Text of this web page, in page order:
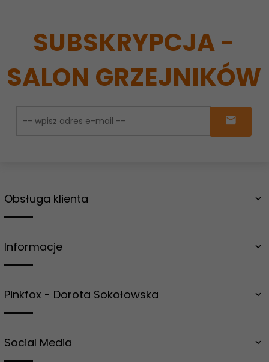
SUBSKRYPCJA -
SALON GRZEJNIKÓW
Obsługa klienta
Informacje
Pinkfox - Dorota Sokołowska
Social Media